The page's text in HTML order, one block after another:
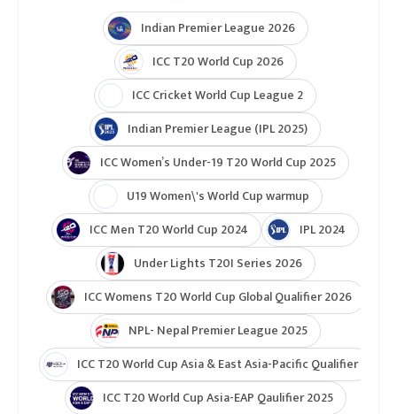
Indian Premier League 2026
ICC T20 World Cup 2026
ICC Cricket World Cup League 2
Indian Premier League (IPL 2025)
ICC Women’s Under-19 T20 World Cup 2025
U19 Women\'s World Cup warmup
ICC Men T20 World Cup 2024
IPL 2024
Under Lights T20I Series 2026
ICC Womens T20 World Cup Global Qualifier 2026
NPL- Nepal Premier League 2025
ICC T20 World Cup Asia & East Asia-Pacific Qualifier
ICC T20 World Cup Asia-EAP Qaulifier 2025